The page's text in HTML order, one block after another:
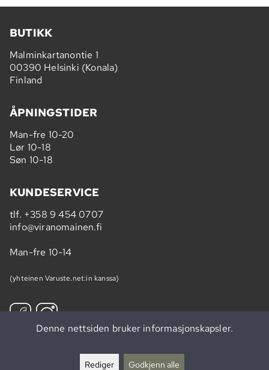
BUTIKK
Malminkartanontie 1
00390 Helsinki (Konala)
Finland
ÅPNINGSTIDER
Man-fre 10-20
Lør 10-18
Søn 10-18
KUNDESERVICE
tlf. +358 9 454 0707
info@viranomainen.fi
Man-fre 10-14
(yhteinen Varuste.net:in kanssa)
Bestill nyhetsbrev »
Denne nettsiden bruker informasjonskapsler.
Rediger Godkjenn alle